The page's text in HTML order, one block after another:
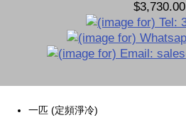
$3,730.00
一匹 (定頻淨冷)